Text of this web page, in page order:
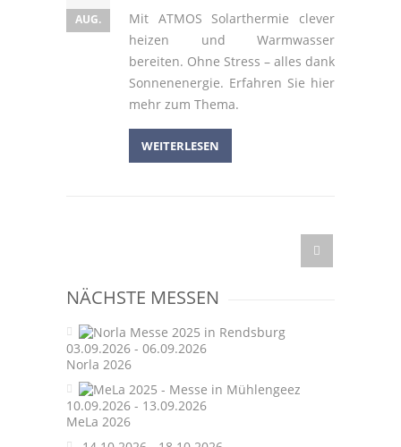
AUG.
Mit ATMOS Solarthermie clever
heizen und Warmwasser
bereiten. Ohne Stress – alles dank
Sonnenenergie. Erfahren Sie hier
mehr zum Thema.
WEITERLESEN
NÄCHSTE MESSEN
03.09.2026 - 06.09.2026
Norla 2026
10.09.2026 - 13.09.2026
MeLa 2026